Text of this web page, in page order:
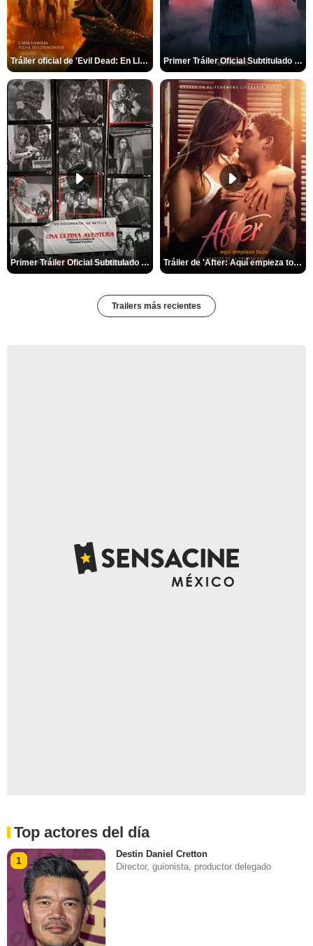
Tráiler oficial de 'Evil Dead: En Llamas' Primer Tráiler Oficial Subtitulado de 'La Noche Del Demonio: Están Entre Nosotros'
Primer Tráiler Oficial Subtitulado de 'Una última aventura: Detrás de cámaras de Stranger Things 5' Tráiler de 'After: Aquí empieza todo'
Trailers más recientes
Top actores del día
1
Destin Daniel Cretton
Director, guionista, productor delegado